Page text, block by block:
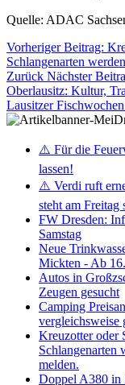
Quelle: ADAC
Vorheriger Beitrag:
Schlangenarten
Zurück Nächster
Oberlausitz: Kultur,
Lausitzer Fischwochen
⚠️ Für die
lassen!
⚠️ Verdi ruft
steht am Freitag
FW Dresden:
Samstag
Neue
Mickten - Ab
Autos in
Zeugen gesucht
Camping
vergleichsweise
Kreuzotter oder
Schlangenarten
melden.
Doppel A380 in